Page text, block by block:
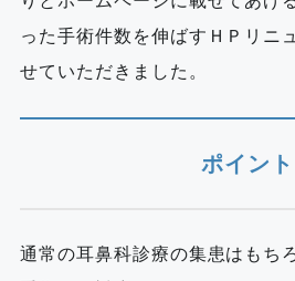
った手術件数を伸ばすＨＰリニ
せていただきました。
ポイント
通常の耳鼻科診療の集患はもち